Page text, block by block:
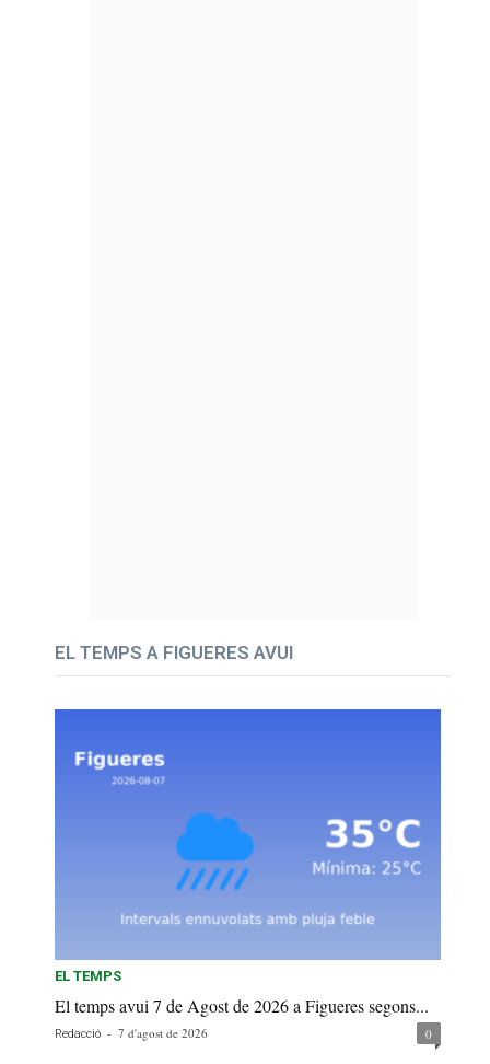
EL TEMPS A FIGUERES AVUI
EL TEMPS
El temps avui 7 de Agost de 2026 a Figueres segons...
Redacció - 7 d'agost de 2026 0